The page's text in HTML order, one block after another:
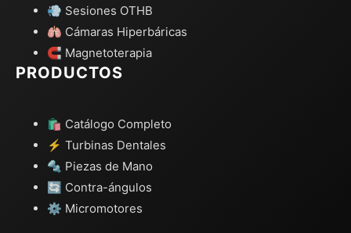
💨 Sesiones OTHB
🫁 Cámaras Hiperbáricas
🧲 Magnetoterapia
PRODUCTOS
🛍️ Catálogo Completo
⚡ Turbinas Dentales
🔩 Piezas de Mano
🔄 Contra-ángulos
⚙️ Micromotores